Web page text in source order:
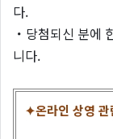
다.
・당첨되신 분에
니다.
✦온라인 상영 관